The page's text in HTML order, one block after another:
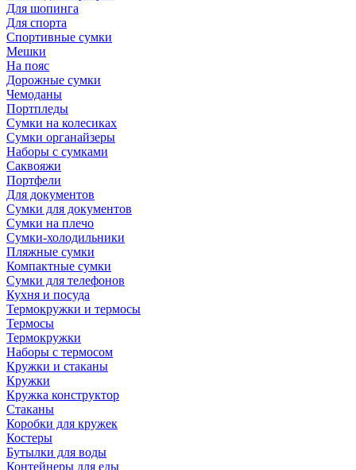
Для шопинга
Для спорта
Спортивные сумки
Мешки
На пояс
Дорожные сумки
Чемоданы
Портпледы
Сумки на колесиках
Сумки органайзеры
Наборы с сумками
Саквояжи
Портфели
Для документов
Сумки для документов
Сумки на плечо
Сумки-холодильники
Пляжные сумки
Компактные сумки
Сумки для телефонов
Кухня и посуда
Термокружки и термосы
Термосы
Термокружки
Наборы с термосом
Кружки и стаканы
Кружки
Кружка конструктор
Стаканы
Коробки для кружек
Костеры
Бутылки для воды
Контейнеры для еды